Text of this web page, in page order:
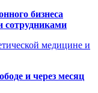
бизнеса
сотрудниками
медицине и
и через месяц